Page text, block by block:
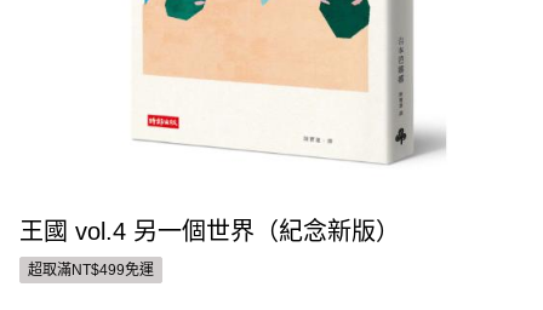
王國 vol.4 另一個世界（紀念新版）
超取滿NT$499免運